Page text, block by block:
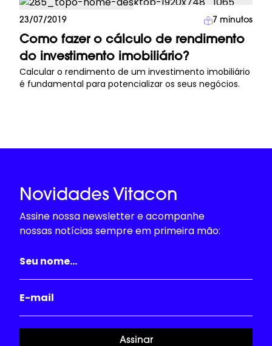
Investimento Imobiliário
23/07/2019 7 minutos
Como fazer o cálculo de rendimento
do investimento imobiliário?
Calcular o rendimento de um investimento imobiliário
é fundamental para potencializar os seus negócios.
Novidades Vitacon
Assine nossa newsletter e acompanhe
nossas notícias sempre em primeira mão:
Assinar